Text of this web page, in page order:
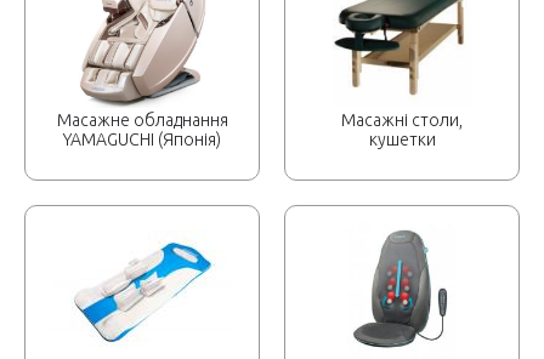
Масажне обладнання
YAMAGUCHI (Японія)
Масажні столи,
кушетки